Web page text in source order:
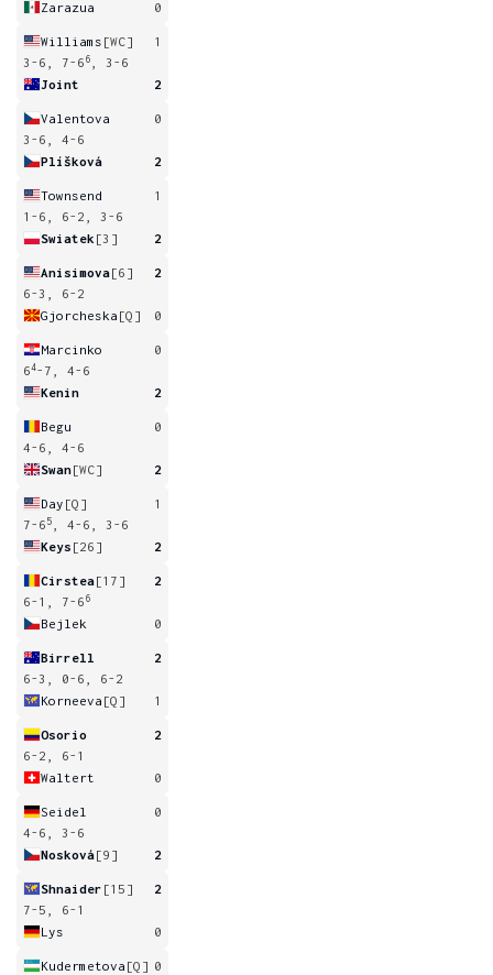
Zarazua 0
Williams [WC]
1
3-6, 7-6 6
, 3-6
Joint
2
Valentova
0
3-6, 4-6
Plíšková
2
Townsend
1
1-6, 6-2, 3-6
Swiatek [3] 2
Anisimova[6]
2
6-3, 6-2
Gjorcheska [Q] 0
Marcinko
0
64-7, 4-6
Kenin
2
Begu
0
4-6, 4-6
Swan[WC] 2
Day [Q]
1
7-6 5
, 4-6, 3-6
Keys [26] 2
Cirstea[17]
2
6-1, 7-6 6
Bejlek 0
Birrell
2
6-3, 0-6, 6-2
Korneeva [Q] 1
Osorio
2
6-2, 6-1
Waltert
0
Seidel
0
4-6, 3-6
Nosková[9] 2
Shnaider [15]
2
7-5, 6-1
Lys
0
Kudermetova [Q] 0